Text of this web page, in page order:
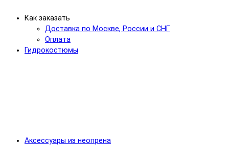
Как заказать
Доставка по Москве, России и СНГ
Оплата
Гидрокостюмы
Аксессуары из неопрена